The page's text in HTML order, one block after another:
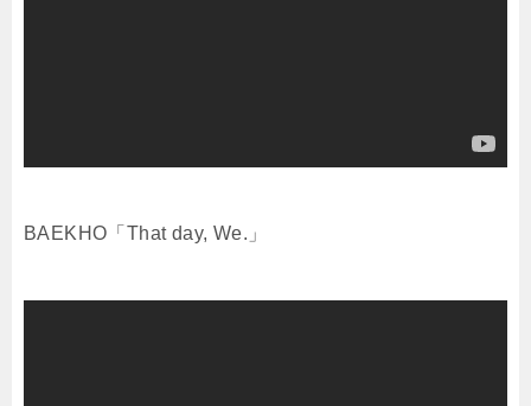
BAEKHO「That day, We.」